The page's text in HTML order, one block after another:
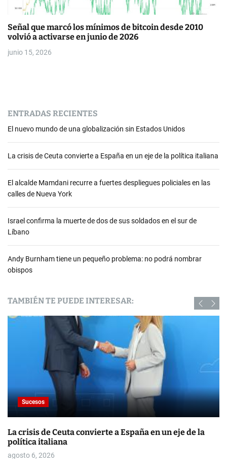
Señal que marcó los mínimos de bitcoin desde 2010
volvió a activarse en junio de 2026
junio 15, 2026
ENTRADAS RECIENTES
El nuevo mundo de una globalización sin Estados Unidos
La crisis de Ceuta convierte a España en un eje de la política italiana
El alcalde Mamdani recurre a fuertes despliegues policiales en las
calles de Nueva York
Israel confirma la muerte de dos de sus soldados en el sur de
Líbano
Andy Burnham tiene un pequeño problema: no podrá nombrar
obispos
TAMBIÉN TE PUEDE INTERESAR:
Sucesos
La crisis de Ceuta convierte a España en un eje de la
política italiana
agosto 6, 2026